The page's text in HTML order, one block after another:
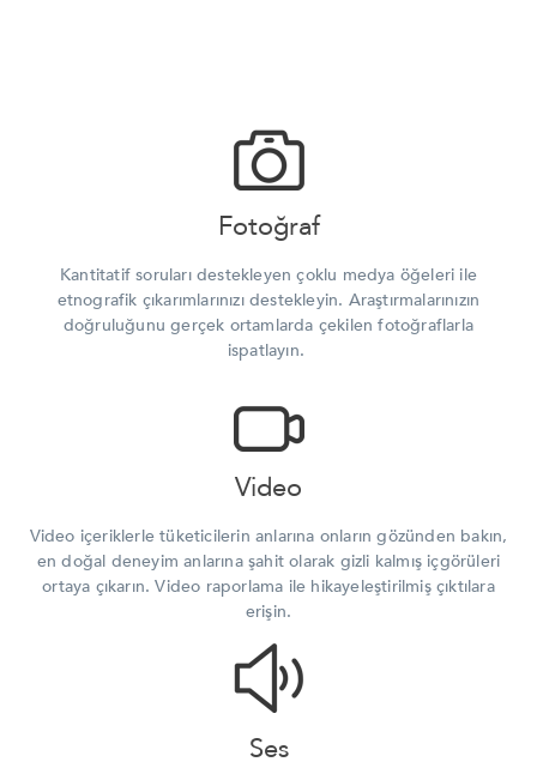
Fotoğraf
Kantitatif soruları destekleyen çoklu medya öğeleri ile
etnografik çıkarımlarınızı destekleyin. Araştırmalarınızın
doğruluğunu gerçek ortamlarda çekilen fotoğraflarla
ispatlayın.
Video
Video içeriklerle tüketicilerin anlarına onların gözünden bakın,
en doğal deneyim anlarına şahit olarak gizli kalmış içgörüleri
ortaya çıkarın. Video raporlama ile hikayeleştirilmiş çıktılara
erişin.
Ses